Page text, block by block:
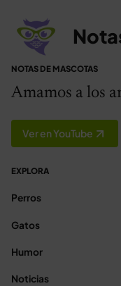
NOTAS DE MASCOTAS
Amamos a los
Ver en YouTube
EXPLORA
Perros
Gatos
Humor
Noticias